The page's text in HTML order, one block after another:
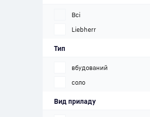
Всі
Liebherr
Тип
вбудований
соло
Вид приладу